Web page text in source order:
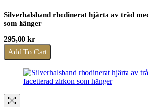
Silverhalsband rhodinerat hjärta av tråd
som hänger
295,00 kr
Add To Cart